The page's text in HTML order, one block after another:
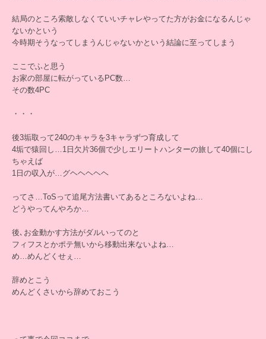
結局のところ索敵しなくていいチャレやってた方がお金になるんじゃ
ないかという
今時期そうなってしまうんじゃないかという結論に至ってしまう
ここでふと思う
お家の部屋に転がっているPC数…
その数4PC
・・・
後3垢取って240のキャラを3キャラずつ育成して
4垢で猿回し…1日欠片36個で少しエリートハンターの旅して40個にし
ちゃえば
1日の収入が…グヘヘヘヘヘ
ってさ…ToSって追尾方法書いてあるところないよね…
どうやってんやろか…
後､お金動かす方法がダルいってのと
フィフスとかポテ無いから移動出来ないよね…
め…めんどくせぇ…
辞めとこう
めんどくさいから辞めておこう